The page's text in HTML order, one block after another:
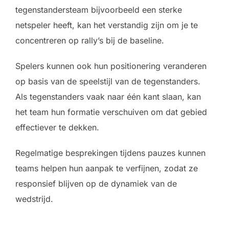
tegenstandersteam bijvoorbeeld een sterke
netspeler heeft, kan het verstandig zijn om je te
concentreren op rally’s bij de baseline.
Spelers kunnen ook hun positionering veranderen
op basis van de speelstijl van de tegenstanders.
Als tegenstanders vaak naar één kant slaan, kan
het team hun formatie verschuiven om dat gebied
effectiever te dekken.
Regelmatige besprekingen tijdens pauzes kunnen
teams helpen hun aanpak te verfijnen, zodat ze
responsief blijven op de dynamiek van de
wedstrijd.